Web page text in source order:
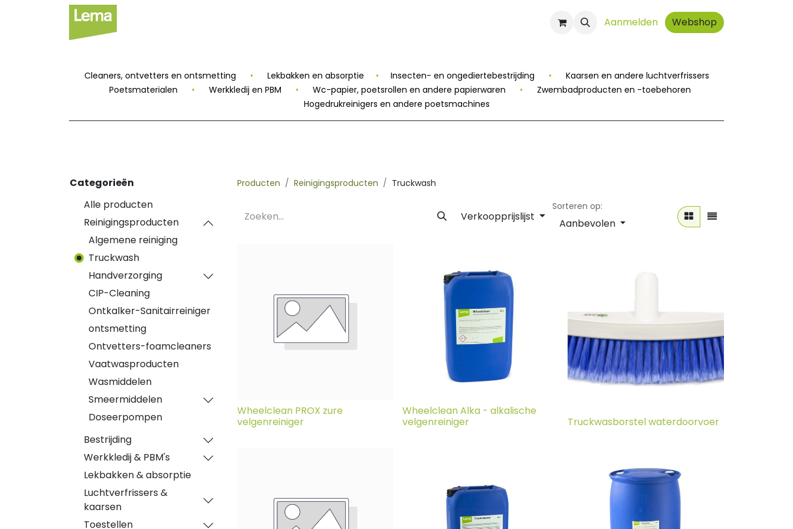
Aanmelden Webshop
Cleaners, ontvetters en ontsmetting • Lekbakken en absorptie • Insecten- en ongediertebestrijding •
Kaarsen en andere luchtverfrissers
Poetsmaterialen
• Werkkledij en PBM • Wc-papier, poetsrollen en andere papierwaren •
Zwembadproducten en -toebehoren
Hogedrukreinigers en andere poetsmachines
Categorieën
Alle producten
Reinigingsproducten
Algemene reiniging
Truckwash
Handverzorging
CIP-Cleaning
Ontkalker-Sanitairreiniger
ontsmetting
Ontvetters-foamcleaners
Vaatwasproducten
Wasmiddelen
Smeermiddelen
Doseerpompen
Bestrijding
Werkkledij & PBM's
Lekbakken & absorptie
Luchtverfrissers &
kaarsen
Toestellen
Producten Reinigingsproducten Truckwash
Verkoopprijslijst
Sorteren op:
Aanbevolen
Wheelclean PROX zure
velgenreiniger
Wheelclean Alka - alkalische
velgenreiniger
Truckwasborstel waterdoorvoer